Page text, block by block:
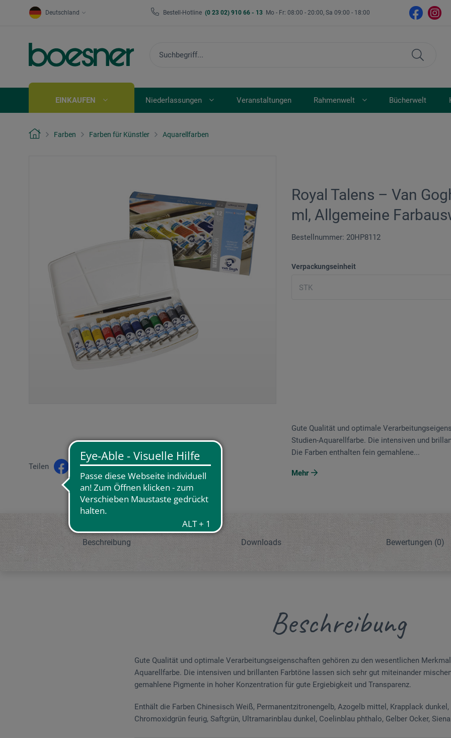
Deutschland Bestell-Hotline (0 23 02) 910 66 - 13 Mo - Fr: 08:00 - 20:00, Sa 09:00 - 18:00
EINKAUFEN Niederlassungen Veranstaltungen Rahmenwelt Bücherwelt
Farben Farben für Künstler Aquarellfarben
Royal Talens – Van
ml, Allgemeine
Bestellnummer: 20HP8112
Verpackungseinheit
Teilen
Gute Qualität und optimale
Studien-Aquarellfarbe. Die intensiven und
Die Farben enthalten fein gemahlene...
Mehr
Beschreibung Downloads Bewertungen (0)
Beschreibung
Gute Qualität und optimale Verarbeitungseigenschaften gehören zu den wesentlichen
Aquarellfarbe. Die intensiven und brillanten Farbtöne lassen sich sehr gut miteinander
gemahlene Pigmente in hoher Konzentration für gute Ergiebigkeit und Transparenz.
Enthält die Farben Chinesisch Weiß, Permanentzitronengelb, Azogelb mittel, Krapplack
Chromoxidgrün feurig, Saftgrün, Ultramarinblau dunkel, Coelinblau phthalo, Gelber Ocker,